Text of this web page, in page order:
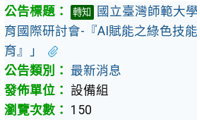
轉知
國立臺灣師範大
育國際研討會-『AI賦能之綠色技
育』」
最新消息
設備組
150